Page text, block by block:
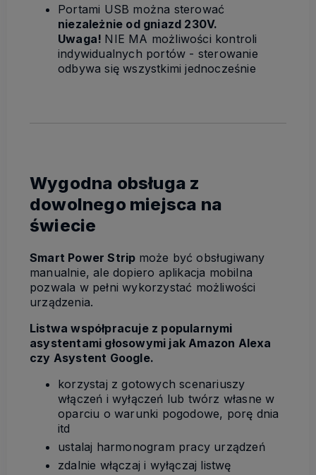
Portami USB można sterować
niezależnie od gniazd 230V.
Uwaga! NIE MA możliwości kontroli
indywidualnych portów - sterowanie
odbywa się wszystkimi jednocześnie
Wygodna obsługa z
dowolnego miejsca na
świecie
Smart Power Strip może być obsługiwany
manualnie, ale dopiero aplikacja mobilna
pozwala w pełni wykorzystać możliwości
urządzenia.
Listwa współpracuje z popularnymi
asystentami głosowymi jak Amazon Alexa
czy Asystent Google.
korzystaj z gotowych scenariuszy
włączeń i wyłączeń lub twórz własne w
oparciu o warunki pogodowe, porę dnia
itd
ustalaj harmonogram pracy urządzeń
zdalnie włączaj i wyłączaj listwę